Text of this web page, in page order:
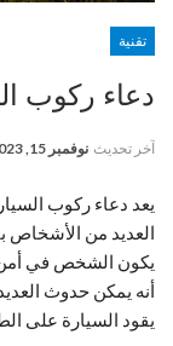
تقنية
دعاء ركوب
آخر تحديث نوفمبر 15, 2023
يعد دعاء ركوب
العديد من الأشخاص
يكون الشخص في أمن
أنه يمكن حدوث
يقود السيارة على